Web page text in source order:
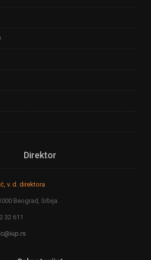
Direktor
v. d. direktora
Beograd, Srbija
32 611